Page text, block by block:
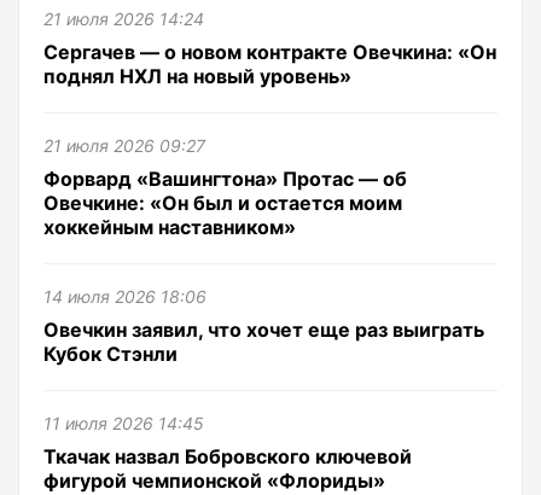
21 июля 2026 14:24
Сергачев — о новом контракте Овечкина: «Он
поднял НХЛ на новый уровень»
21 июля 2026 09:27
Форвард «Вашингтона» Протас — об
Овечкине: «Он был и остается моим
хоккейным наставником»
14 июля 2026 18:06
Овечкин заявил, что хочет еще раз выиграть
Кубок Стэнли
11 июля 2026 14:45
Ткачак назвал Бобровского ключевой
фигурой чемпионской «Флориды»